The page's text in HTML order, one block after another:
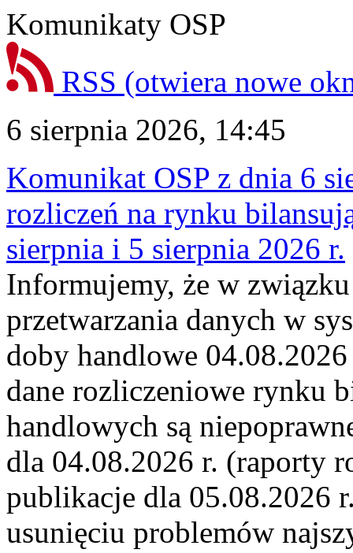
Komunikaty OSP
RSS (otwiera nowe
6 sierpnia 2026, 14:45
Komunikat OSP z dnia 6
rozliczeń na rynku
sierpnia i 5 sierpnia 2026 r.
Informujemy, że w
przetwarzania danych w
doby handlowe
dane rozliczeniowe rynku
handlowych są
dla 04.08.2026 r. (raporty
publikacje dla 05.08.2026
usunięciu problemów